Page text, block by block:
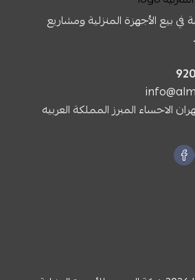
الأجهزة المنزلية ومشاريع
الاحساء المبرز المملكة العربيه